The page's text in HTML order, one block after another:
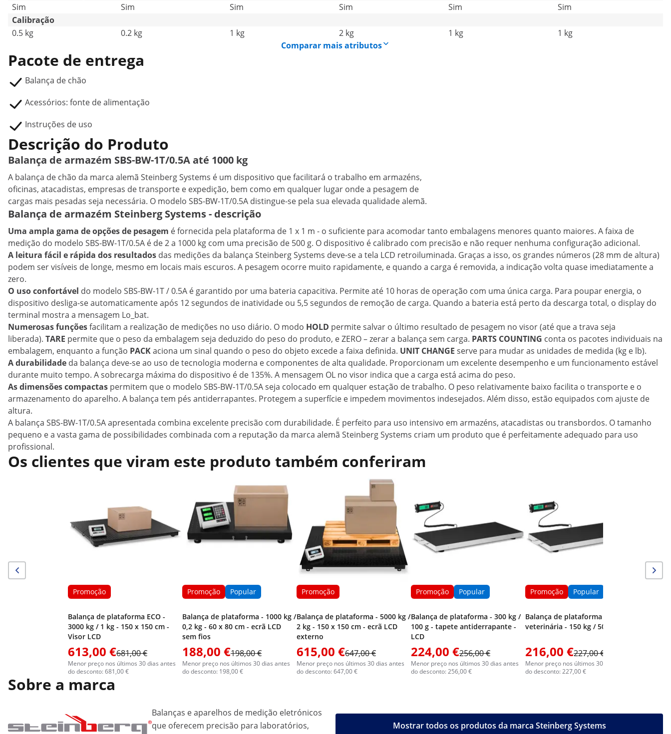
Sim
Sim Sim Sim Sim
Sim
Calibração
0.5 kg
0.2 kg 1 kg 2 kg 1 kg
1 kg
Comparar mais atributos
Pacote de entrega
Balança de chão
Acessórios: fonte de alimentação
Instruções de uso
Descrição do Produto
Balança de armazém SBS-BW-1T/0.5A até 1000 kg
A balança de chão da marca alemã Steinberg Systems é um dispositivo que facilitará o trabalho em armazéns,
oficinas, atacadistas, empresas de transporte e expedição, bem como em qualquer lugar onde a pesagem de
cargas mais pesadas seja necessária. O modelo SBS-BW-1T/0.5A distingue-se pela sua elevada qualidade alemã.
Balança de armazém Steinberg Systems - descrição
Uma ampla gama de opções de pesagem é fornecida pela plataforma de 1 x 1 m - o suficiente para acomodar tanto embalagens menores quanto maiores. A faixa de
medição do modelo SBS-BW-1T/0.5A é de 2 a 1000 kg com uma precisão de 500 g. O dispositivo é calibrado com precisão e não requer nenhuma configuração adicional.
A leitura fácil e rápida dos resultados das medições da balança Steinberg Systems deve-se a tela LCD retroiluminada. Graças a isso, os grandes números (28 mm de altura)
podem ser visíveis de longe, mesmo em locais mais escuros. A pesagem ocorre muito rapidamente, e quando a carga é removida, a indicação volta quase imediatamente a
zero.
O uso confortável do modelo SBS-BW-1T / 0.5A é garantido por uma bateria capacitiva. Permite até 10 horas de operação com uma única carga. Para poupar energia, o
dispositivo desliga-se automaticamente após 12 segundos de inatividade ou 5,5 segundos de remoção de carga. Quando a bateria está perto da descarga total, o display do
terminal mostra a mensagem Lo_bat.
Numerosas funçõesfacilitam a realização de medições no uso diário. O modo HOLD permite salvar o último resultado de pesagem no visor (até que a trava seja
liberada). TARE permite que o peso da embalagem seja deduzido do peso do produto, e ZERO – zerar a balança sem carga. PARTS COUNTING conta os pacotes individuais na
embalagem, enquanto a função PACKaciona um sinal quando o peso do objeto excede a faixa definida. UNIT CHANGE serve para mudar as unidades de medida (kg e lb).
A durabilidade da balança deve-se ao uso de tecnologia moderna e componentes de alta qualidade. Proporcionam um excelente desempenho e um funcionamento estável
durante muito tempo. A sobrecarga máxima do dispositivo é de 135%. A mensagem OL no visor indica que a carga está acima do peso.
As dimensões compactas permitem que o modelo SBS-BW-1T/0.5A seja colocado em qualquer estação de trabalho. O peso relativamente baixo facilita o transporte e o
armazenamento do aparelho. A balança tem pés antiderrapantes. Protegem a superfície e impedem movimentos indesejados. Além disso, estão equipados com ajuste de
altura.
A balança SBS-BW-1T/0.5A apresentada combina excelente precisão com durabilidade. É perfeito para uso intensivo em armazéns, atacadistas ou transbordos. O tamanho
pequeno e a vasta gama de possibilidades combinada com a reputação da marca alemã Steinberg Systems criam um produto que é perfeitamente adequado para uso
profissional.
Os clientes que viram este produto também conferiram
Promoção
Balança de plataforma ECO -
3000 kg / 1 kg - 150 x 150 cm -
Visor LCD
613,00 €681,00 €
Menor preço nos últimos 30 dias antes
do desconto: 681,00 €
Promoção Popular
Balança de plataforma - 1000 kg /
0,2 kg - 60 x 80 cm - ecrã LCD
sem fios
188,00 €198,00 €
Menor preço nos últimos 30 dias antes
do desconto: 198,00 €
Promoção
Balança de plataforma - 5000 kg /
2 kg - 150 x 150 cm - ecrã LCD
externo
615,00 €647,00 €
Menor preço nos últimos 30 dias antes
do desconto: 647,00 €
Promoção Popular
Balança de plataforma - 300 kg /
100 g - tapete antiderrapante -
LCD
224,00 €256,00 €
Menor preço nos últimos 30 dias antes
do desconto: 256,00 €
Promoção Popular
Balança de plataforma
veterinária - 150 kg / 50 g
216,00 €227,00 €
Menor preço nos últimos 30 dias antes
do desconto: 227,00 €
Sobre a marca
Balanças e aparelhos de medição eletrónicos
que oferecem precisão para laboratórios,
Mostrar todos os produtos da marca Steinberg Systems